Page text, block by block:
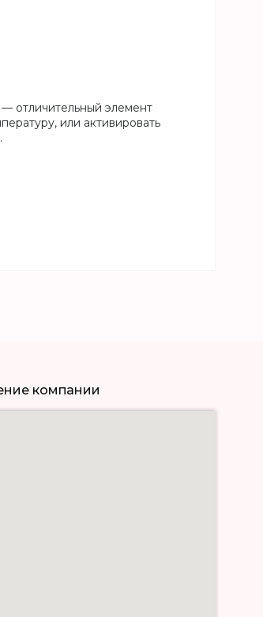
отличительный элемент
или активировать
компании